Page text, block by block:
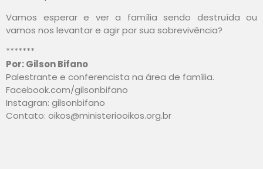
Vamos esperar e ver a família sendo destruída ou
vamos nos levantar e agir por sua sobrevivência?
*******
Por: Gilson Bifano
Palestrante e conferencista na área de família.
Facebook.com/gilsonbifano
Instagran: gilsonbifano
Contato: oikos@ministeriooikos.org.br